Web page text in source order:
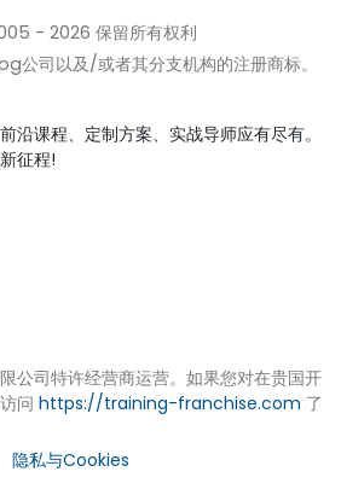
- 2026 保留所有权利
司以及/或者其分支机构的注册商标。
沿课程、定制方案、实战导师应有尽有。
征程!
公司特许经营商运营。如果您对在贵国开
问 https://training-franchise.com 了
隐私与Cookies